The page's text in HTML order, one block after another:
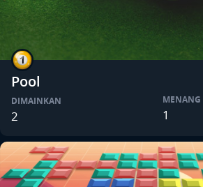
Pool
DIMAINKAN
2
MENANG
1